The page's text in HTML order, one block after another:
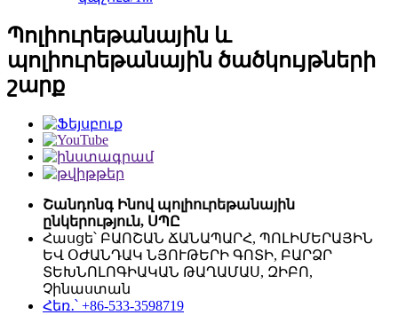
Պոլիուրեթանային և
պոլիուրեթանային ծածկույթների
շարք
Շանդոնգ Ինով պոլիուրեթանային
ընկերություն, ՍՊԸ
Հասցե՝ ԲԱՈՇԱՆ ՃԱՆԱՊԱՐՀ, ՊՈԼԻՄԵՐԱՅԻՆ
ԵՎ ՕԺԱՆԴԱԿ ՆՅՈՒԹԵՐԻ ԳՈՏԻ, ԲԱՐՁՐ
ՏԵԽՆՈԼՈԳԻԱԿԱՆ ԹԱՂԱՄԱՍ, ԶԻԲՈ,
Չինաստան
Հեռ․՝ +86-533-3598719